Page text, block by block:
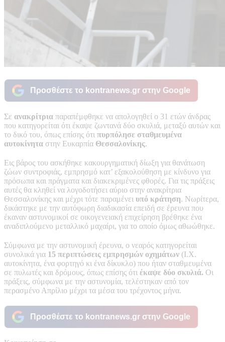
Προσθέστε το kontranews.gr στην Google
Σε ανακρίτρια παραπέμφθηκε να απολογηθεί ο 31 ετών άνδρας
που κατηγορείται ότι έκαψε ζωντανά δύο σκυλιά, μεταξύ αυτών και
το δικό του, όπως επίσης ότι πυρπόλησε σταθμευμένα
αυτοκίνητα στην Ευκαρπία Θεσσαλονίκης.
Εις βάρος του ασκήθηκε κακουργηματική δίωξη για θανάτωση
ζώων συντροφιάς, εμπρησμό κατ’ εξακολούθηση με κίνδυνο για
πρόσωπα και πράγματα και διακεκριμένες φθορές. Για τις πράξεις
αυτές θα κληθεί να λογοδοτήσει αύριο στην ανακρίτρια
Θεσσαλονίκης και μέχρι τότε παραμένει υπό κράτηση. Νωρίτερα,
δικάστηκε με την αυτόφωρη διαδικασία επειδή σε έρευνα που
έκαναν αστυνομικοί σε οικογενειακή επιχείρηση βρέθηκε ένα
αναδιπλούμενο μεταλλικό μαχαίρι, για το οποίο όμως αθωώθηκε.
Σύμφωνα με την αστυνομική έρευνα, ο νεαρός κατηγορείται
συνολικά για 15 περιπτώσεις εμπρησμών οχημάτων (Ι.Χ.
αυτοκίνητα, ένα φορτηγό κι ένα δίκυκλο) που ήταν σταθμευμένα
σε πυλωτές και δρόμους, όπως επίσης ότι έκαψε δύο σκυλιά. Οι
πράξεις, σύμφωνα με την αστυνομία, τελέστηκαν από τον
περασμένο Απρίλιο μέχρι τα μέσα του τρέχοντος μήνα.
Προσθέστε το kontranews.gr στην Google